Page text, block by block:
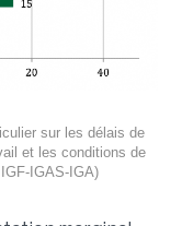
sur les délais de
et les conditions de
IGAS-IGA)